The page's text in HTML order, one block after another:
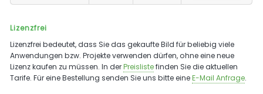
Lizenzfrei
Lizenzfrei bedeutet, dass Sie das gekaufte Bild für beliebig viele
Anwendungen bzw. Projekte verwenden dürfen, ohne eine neue
Lizenz kaufen zu müssen. In derPreislistefinden Sie die aktuellen
Tarife. Für eine Bestellung senden Sie uns bitte eineE-Mail Anfrage.